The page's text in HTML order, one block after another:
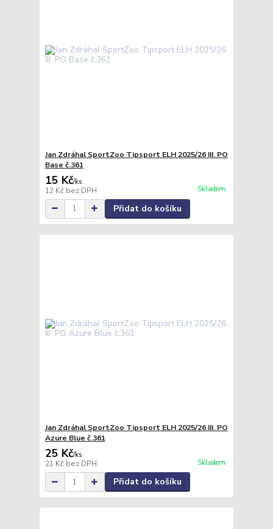
Jan Zdráhal SportZoo Tipsport ELH 2025/26 III. PO
Base č.361
15 Kč/ks
12 Kč bez DPH Skladem
Přidat do košíku
Jan Zdráhal SportZoo Tipsport ELH 2025/26 III. PO
Azure Blue č.361
25 Kč/ks
21 Kč bez DPH Skladem
Přidat do košíku